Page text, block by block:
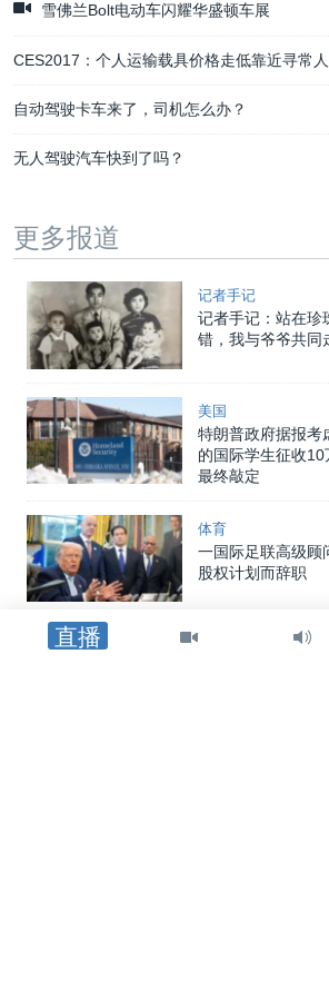
直播
雪佛兰Bolt电动车闪耀华盛顿车展
CES2017：个人运输载具价格走低靠近寻常
自动驾驶卡车来了，司机怎么办？
无人驾驶汽车快到了吗？
更多报道
记者手记
记者手记：站在珍
错，我与爷爷共同
美国
特朗普政府据报考
的国际学生征收
最终敲定
体育
一国际足联高级顾
股权计划而辞职